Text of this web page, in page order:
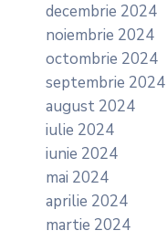
decembrie 2024
noiembrie 2024
octombrie 2024
septembrie 2024
august 2024
iulie 2024
iunie 2024
mai 2024
aprilie 2024
martie 2024